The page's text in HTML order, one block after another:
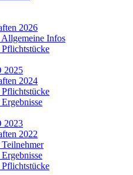
2026
Infos
2025
2024
2023
2022